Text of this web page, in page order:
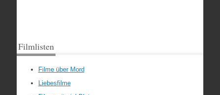
Filmlisten
Filme über Mord
Liebesfilme